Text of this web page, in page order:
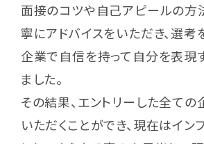
面接のコツや自己アピールの方
寧にアドバイスをいただき、選
企業で自信を持って自分を表現
ました。
その結果、エントリーした全て
いただくことができ、現在はイン